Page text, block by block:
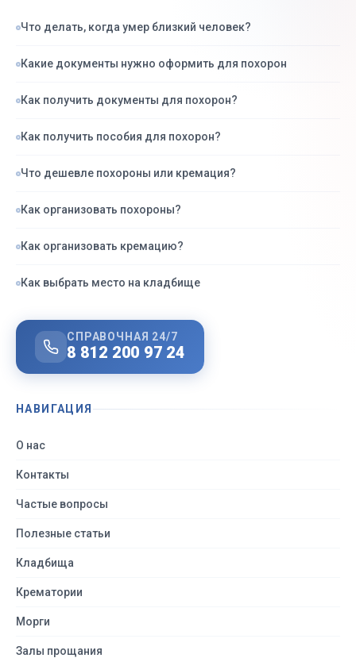
Что делать, когда умер близкий человек?
Какие документы нужно оформить для похорон
Как получить документы для похорон?
Как получить пособия для похорон?
Что дешевле похороны или кремация?
Как организовать похороны?
Как организовать кремацию?
Как выбрать место на кладбище
СПРАВОЧНАЯ 24/7
8 812 200 97 24
НАВИГАЦИЯ
О нас
Контакты
Частые вопросы
Полезные статьи
Кладбища
Крематории
Морги
Залы прощания